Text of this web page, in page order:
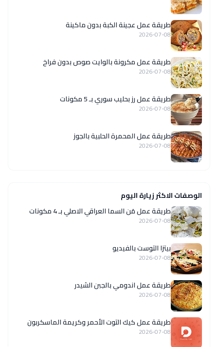
طريقة عمل عجينة الكبة بدون ماكينة
2026-07-08
طريقة عمل مكرونة بالوايت صوص بدون فراخ
2026-07-08
طريقة عمل رز بحليب سوري بـ 5 مكونات
2026-07-08
طريقة عمل المحمرة الحلبية بالجوز
2026-07-08
الوصفات الاكثر زيارة اليوم
طريقة عمل مَن السما العراقي الاصلي بـ 4 مكونات
2026-07-08
بيتزا التوست بالفيديو
2026-07-08
طريقة عمل اندومي بالجبن الشيدر
2026-07-08
طريقة عمل كيك التوت الأحمر وكريمة الماسكربون
2026-07-08